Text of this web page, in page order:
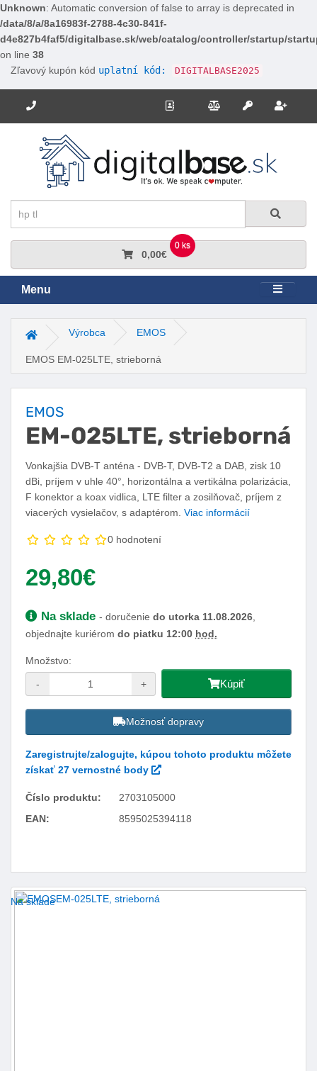
Unknown: Automatic conversion of false to array is deprecated in
/data/8/a/8a16983f-2788-4c30-841f-
d4e827b4faf5/digitalbase.sk/web/catalog/controller/startup/
on line 38
Zľavový kupón kód uplatní kód: DIGITALBASE2025
Potrebujete poradiť? Zavolajte nám. Kontakt Porovnanie
Prihlásiť sa
0 ks
0,00€
Menu
Hlavná stránka
Výrobca EMOS
EMOS EM-025LTE, strieborná
EMOS
EM-025LTE, strieborná
Vonkajšia DVB-T anténa - DVB-T, DVB-T2 a DAB, zisk 10
dBi, príjem v uhle 40°, horizontálna a vertikálna polarizácia,
F konektor a koax vidlica, LTE filter a zosilňovač, príjem z
viacerých vysielačov, s adaptérom. Viac informácií
0 hodnotení
29,80€
Dostupnosť:
Na sklade - doručenie do utorka 11.08.2026
objednajte kuriérom do piatku 12:00 hod.
Množstvo:
- + Kúpiť
Možnosť dopravy
Zaregistrujte/zalogujte, kúpou tohoto produktu môžete
získať 27 vernostné body
Číslo produktu:
2703105000
EAN:
8595025394118
Na sklade